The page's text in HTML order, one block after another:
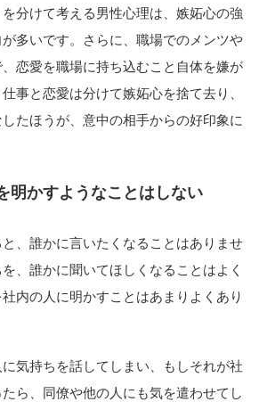
分けて考える男性心理は、嫉妬心の強
多いです。さらに、職場でのメンツや
恋愛を職場に持ち込むこと自体を嫌が
事と恋愛は分けて嫉妬心を捨て去り、
たほうが、意中の相手からの好印象に
明かすようなことはしない
、誰かに言いたくなることはありませ
、誰かに聞いてほしくなることはよく
内の人に明かすことはあまりよくあり
気持ちを話してしまい、もしそれが社
ら、同僚や他の人にも気を遣わせてし